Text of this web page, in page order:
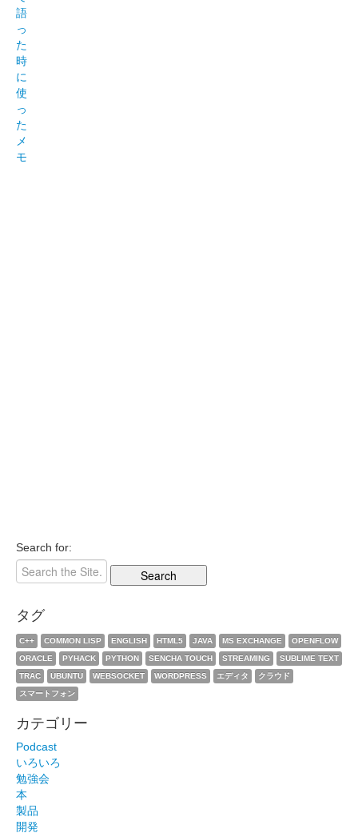
Search for:
タグ
C++ COMMON LISP ENGLISH HTML5 JAVA MS EXCHANGE
OPENFLOW
ORACLE
PYHACK PYTHON SENCHA TOUCH STREAMING
SUBLIME TEXT
TRAC
UBUNTU WEBSOCKET WORDPRESS エディタ
クラウド
スマートフォン
カテゴリー
Podcast
いろいろ
勉強会
本
製品
開発